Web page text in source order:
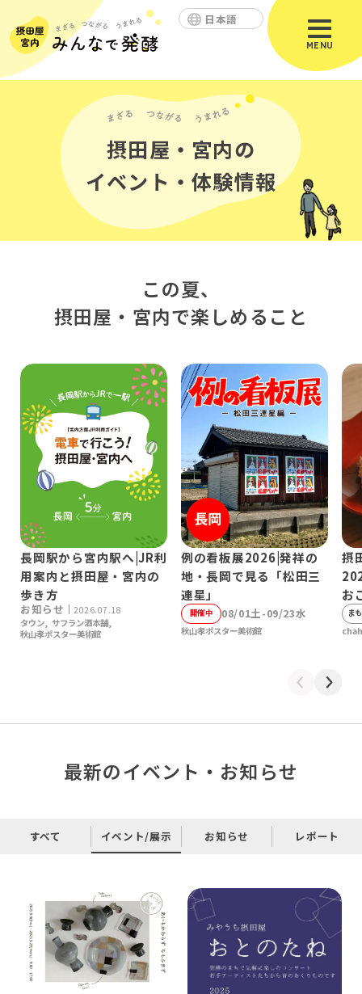
日本語
MENU
摂田屋・宮内の
イベント・体験情報
この夏、
摂田屋・宮内で楽しめること
長岡駅から宮内駅へ|JR利
用案内と摂田屋・宮内の
歩き方
お知らせ
2026.07.18
タウン
サフラン酒本舗
秋山孝ポスター美術館
例の看板展2026|発祥の
地・長岡で見る「松田三
連星」
開催中 08/01土-09/23水
秋山孝ポスター美術館
摂
お
ま
前へ 次へ
最新のイベント・お知らせ
すべて イベント/展示 お知らせ レポート